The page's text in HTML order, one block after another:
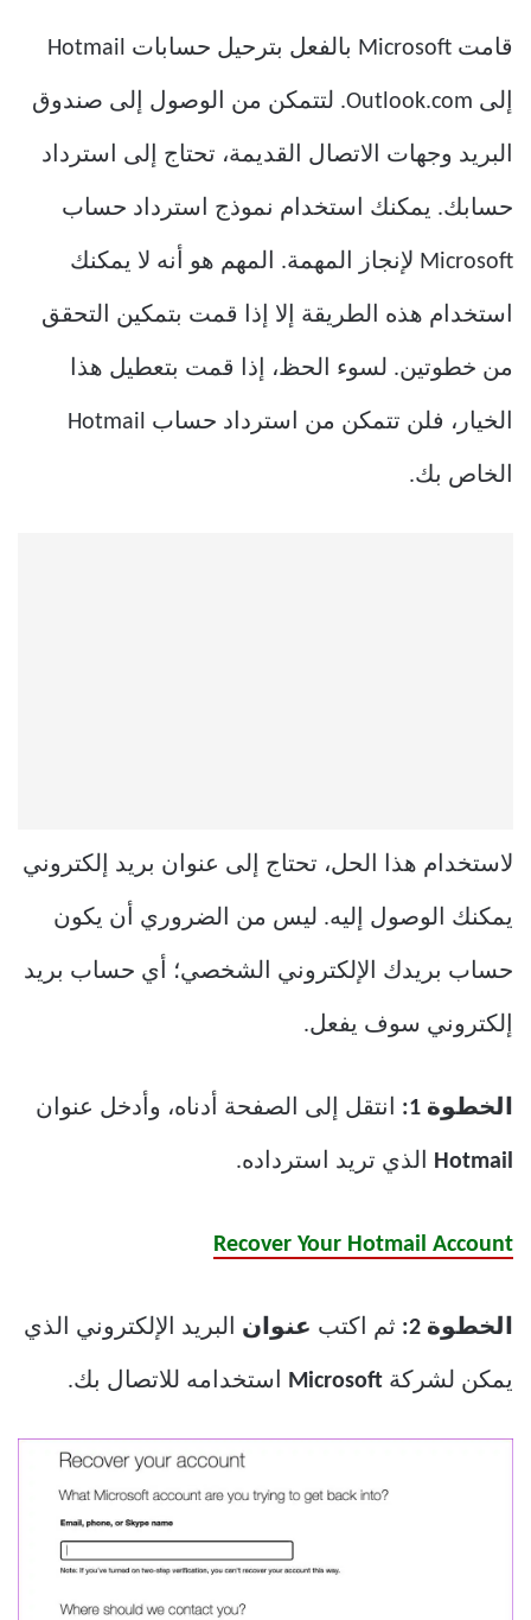
قامت Microsoft بالفعل بترحيل حسابات Hotmail
إلى Outlook.com. لتتمكن من الوصول إلى صندوق
البريد وجهات الاتصال القديمة، تحتاج إلى استرداد
حسابك. يمكنك استخدام نموذج استرداد حساب
Microsoft لإنجاز المهمة. المهم هو أنه لا يمكنك
استخدام هذه الطريقة إلا إذا قمت بتمكين التحقق
من خطوتين. لسوء الحظ، إذا قمت بتعطيل هذا
الخيار، فلن تتمكن من استرداد حساب Hotmail
الخاص بك.
لاستخدام هذا الحل، تحتاج إلى عنوان بريد إلكتروني
يمكنك الوصول إليه. ليس من الضروري أن يكون
حساب بريدك الإلكتروني الشخصي؛ أي حساب بريد
إلكتروني سوف يفعل.
الخطوة 1: انتقل إلى الصفحة أدناه، وأدخل عنوان
Hotmail الذي تريد استرداده.
Recover Your Hotmail Account
الخطوة 2: ثم اكتب عنوان البريد الإلكتروني الذي
يمكن لشركة Microsoft استخدامه للاتصال بك.